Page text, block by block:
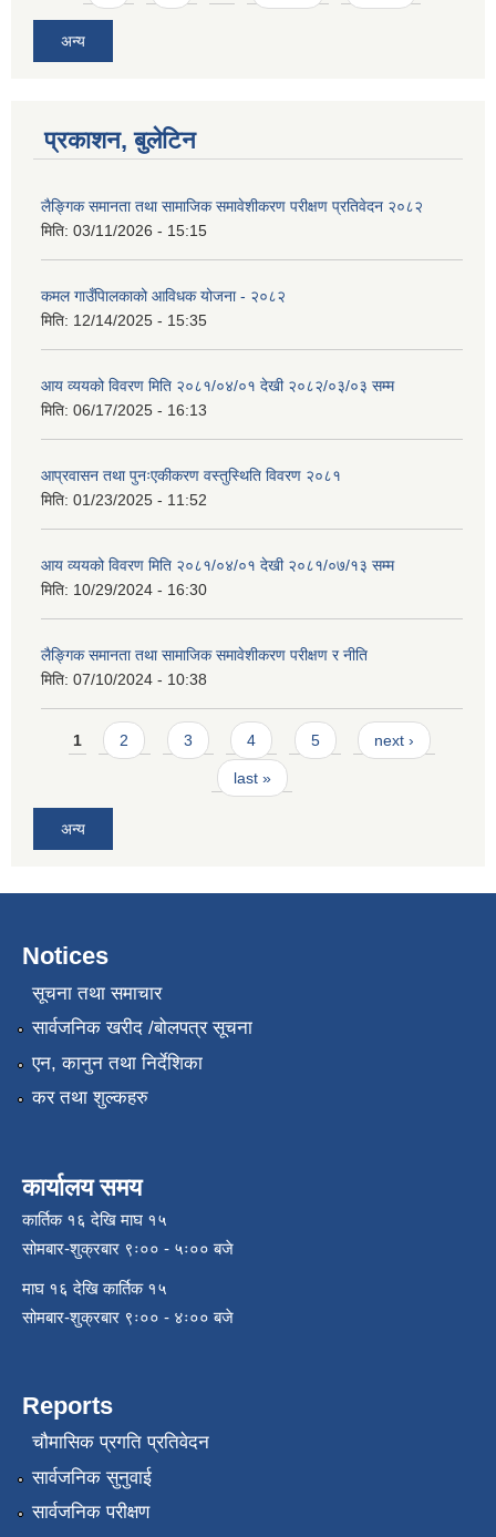
अन्य
प्रकाशन, बुलेटिन
लैङ्गिक समानता तथा सामाजिक समावेशीकरण परीक्षण प्रतिवेदन २०८२
मिति: 03/11/2026 - 15:15
कमल गाउँपािलकाको आविधक योजना - २०८२
मिति: 12/14/2025 - 15:35
आय व्ययको विवरण मिति २०८१/०४/०१ देखी २०८२/०३/०३ सम्म
मिति: 06/17/2025 - 16:13
आप्रवासन तथा पुनःएकीकरण वस्तुस्थिति विवरण २०८१
मिति: 01/23/2025 - 11:52
आय व्ययको विवरण मिति २०८१/०४/०१ देखी २०८१/०७/१३ सम्म
मिति: 10/29/2024 - 16:30
लैङ्गिक समानता तथा सामाजिक समावेशीकरण परीक्षण र नीति
मिति: 07/10/2024 - 10:38
Pages
1 2 3 4 5 next ›
last »
अन्य
Notices
सूचना तथा समाचार
सार्वजनिक खरीद /बोलपत्र सूचना
एन, कानुन तथा निर्देशिका
कर तथा शुल्कहरु
कार्यालय समय
कार्तिक १६ देखि माघ १५
सोमबार-शुक्रबार ९ः०० - ५ः०० बजे
माघ १६ देखि कार्तिक १५
सोमबार-शुक्रबार ९ः०० - ४ः०० बजे
Reports
चौमासिक प्रगति प्रतिवेदन
सार्वजनिक सुनुवाई
सार्वजनिक परीक्षण